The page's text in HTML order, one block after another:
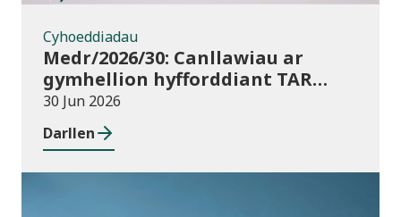
Cyhoeddiadau
Medr/2026/30: Canllawiau ar
gymhellion hyfforddiant TAR
(Addysg Bellach) i athrawon yng
Nghymru blwyddyn academaidd
2026/27
30 Jun 2026
Darllen